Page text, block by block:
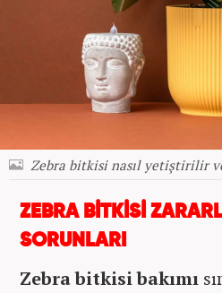
Zebra bitkisi nasıl yetiştirilir ve
ZEBRA BİTKİSİ
SORUNLARI
Zebra bitkisi bakımı